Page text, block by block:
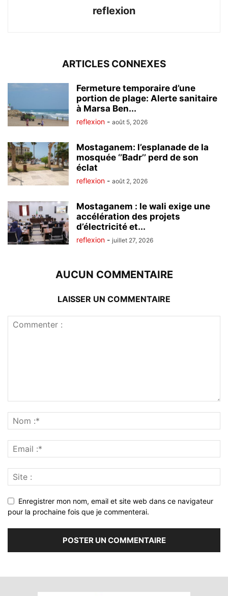
reflexion
ARTICLES CONNEXES
Fermeture temporaire d’une
portion de plage: Alerte sanitaire
à Marsa Ben...
reflexion - août 5, 2026
Mostaganem: l’esplanade de la
mosquée ‘’Badr’’ perd de son
éclat
reflexion - août 2, 2026
Mostaganem : le wali exige une
accélération des projets
d’électricité et...
reflexion - juillet 27, 2026
AUCUN COMMENTAIRE
LAISSER UN COMMENTAIRE
Enregistrer mon nom, email et site web dans ce navigateur
pour la prochaine fois que je commenterai.